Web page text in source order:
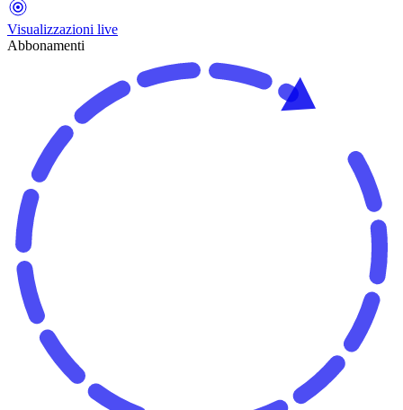
Visualizzazioni live
Abbonamenti